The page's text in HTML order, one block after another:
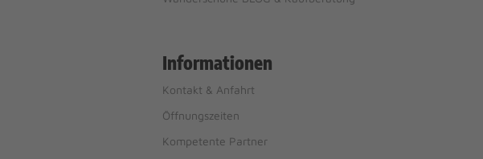
Informationen
Kontakt & Anfahrt
Öffnungszeiten
Kompetente Partner